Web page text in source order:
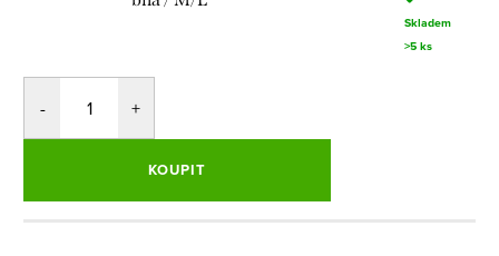
Skladem
>5 ks
KOUPIT